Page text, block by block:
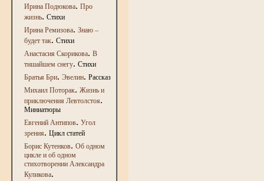
Ирина Подюкова. Про
жизнь. Стихи
Ирина Ремизова. Знаю –
будет так. Стихи
Анастасия Скорикова. В
тишайшем снегу. Стихи
Братья Бри. Эвелин. Рассказ
Михаил Поторак. Жизнь и
приключения Левтолстоя.
Миниатюры
Евгений Антипов. Угол
зрения. Цикл статей
Борис Кутенков. Об одном
цикле и об одном
стихотворении Александра
Куликова.